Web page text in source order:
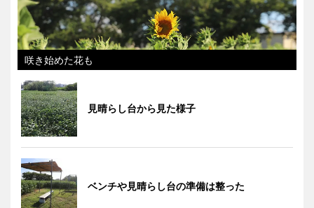
咲き始めた花も
見晴らし台から見た様子
ベンチや見晴らし台の準備は整った